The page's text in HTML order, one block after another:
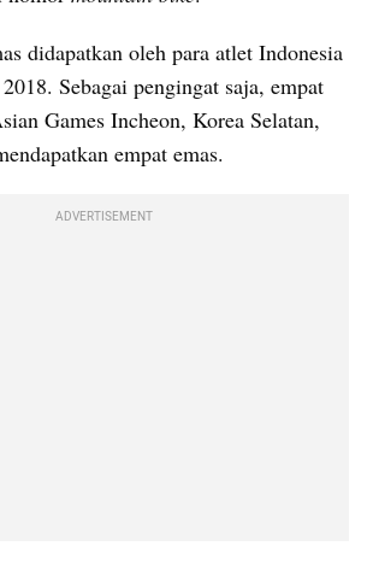
didapatkan oleh para atlet Indonesia
2018. Sebagai pengingat saja, empat
Games Incheon, Korea Selatan,
empat emas.
ADVERTISEMENT